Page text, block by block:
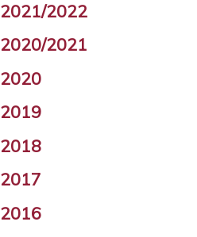
2021/2022
2020/2021
2020
2019
2018
2017
2016